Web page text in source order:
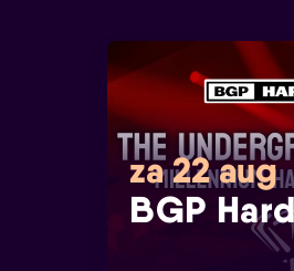
za 22 aug
BGP